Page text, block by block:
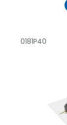
0181P40